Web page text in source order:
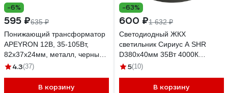
-6%
595 ₽635 ₽
Понижающий трансформатор
APEYRON 12В, 35-105Вт,
82х37х24мм, металл, черный
03-84
4.3(37)
В корзину
-63%
600 ₽1 632 ₽
Светодиодный ЖКХ
светильник Сириус А SHR
D380x40мм 35Вт 4000К
3000Лм IP65 Черный СириусА
5(10)
В корзину